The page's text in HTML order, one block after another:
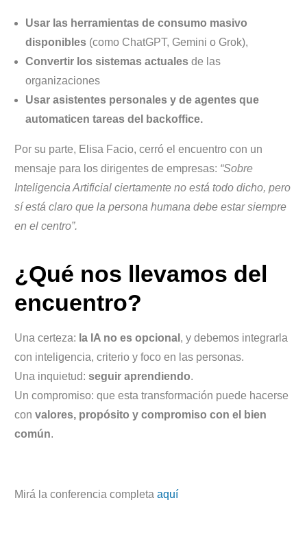
Usar las herramientas de consumo masivo
disponibles (como ChatGPT, Gemini o Grok),
Convertir los sistemas actuales de las
organizaciones
Usar asistentes personales y de agentes que
automaticen tareas del backoffice.
Por su parte, Elisa Facio, cerró el encuentro con un
mensaje para los dirigentes de empresas: “Sobre
Inteligencia Artificial ciertamente no está todo dicho, pero
sí está claro que la persona humana debe estar siempre
en el centro”.
¿Qué nos llevamos del
encuentro?
Una certeza: la IA no es opcional , y debemos integrarla
con inteligencia, criterio y foco en las personas.
Una inquietud:seguir aprendiendo.
Un compromiso: que esta transformación puede hacerse
convalores, propósito y compromiso con el bien
común.
Mirá la conferencia completaaquí